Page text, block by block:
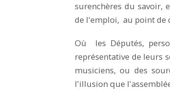
surenchères du savoir,
de l'emploi, au point de
Où les Députés,
représentative de leurs
musiciens, ou des
l'illusion que